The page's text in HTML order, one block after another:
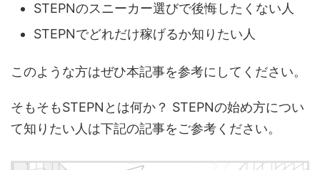
STEPNのスニーカー選びで後悔したくない人
STEPNでどれだけ稼げるか知りたい人
このような方はぜひ本記事を参考にしてください。
そもそもSTEPNとは何か？ STEPNの始め方につい
て知りたい人は下記の記事をご参考ください。